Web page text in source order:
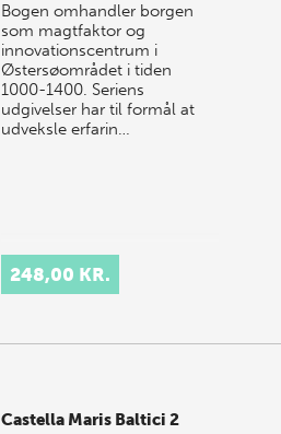
Bogen omhandler borgen
som magtfaktor og
innovationscentrum i
Østersøområdet i tiden
1000-1400. Seriens
udgivelser har til formål at
udveksle erfarin…
248,00 KR.
Castella Maris Baltici 2